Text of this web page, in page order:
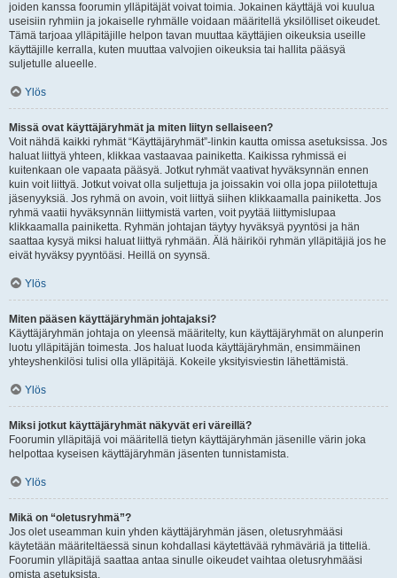
joiden kanssa foorumin ylläpitäjät voivat toimia. Jokainen käyttäjä voi kuulua
useisiin ryhmiin ja jokaiselle ryhmälle voidaan määritellä yksilölliset oikeudet.
Tämä tarjoaa ylläpitäjille helpon tavan muuttaa käyttäjien oikeuksia useille
käyttäjille kerralla, kuten muuttaa valvojien oikeuksia tai hallita pääsyä
suljetulle alueelle.
Ylös
Missä ovat käyttäjäryhmät ja miten liityn sellaiseen?
Voit nähdä kaikki ryhmät “Käyttäjäryhmät”-linkin kautta omissa asetuksissa. Jos
haluat liittyä yhteen, klikkaa vastaavaa painiketta. Kaikissa ryhmissä ei
kuitenkaan ole vapaata pääsyä. Jotkut ryhmät vaativat hyväksynnän ennen
kuin voit liittyä. Jotkut voivat olla suljettuja ja joissakin voi olla jopa piilotettuja
jäsenyyksiä. Jos ryhmä on avoin, voit liittyä siihen klikkaamalla painiketta. Jos
ryhmä vaatii hyväksynnän liittymistä varten, voit pyytää liittymislupaa
klikkaamalla painiketta. Ryhmän johtajan täytyy hyväksyä pyyntösi ja hän
saattaa kysyä miksi haluat liittyä ryhmään. Älä häiriköi ryhmän ylläpitäjiä jos he
eivät hyväksy pyyntöäsi. Heillä on syynsä.
Ylös
Miten pääsen käyttäjäryhmän johtajaksi?
Käyttäjäryhmän johtaja on yleensä määritelty, kun käyttäjäryhmät on alunperin
luotu ylläpitäjän toimesta. Jos haluat luoda käyttäjäryhmän, ensimmäinen
yhteyshenkilösi tulisi olla ylläpitäjä. Kokeile yksityisviestin lähettämistä.
Ylös
Miksi jotkut käyttäjäryhmät näkyvät eri väreillä?
Foorumin ylläpitäjä voi määritellä tietyn käyttäjäryhmän jäsenille värin joka
helpottaa kyseisen käyttäjäryhmän jäsenten tunnistamista.
Ylös
Mikä on “oletusryhmä”?
Jos olet useamman kuin yhden käyttäjäryhmän jäsen, oletusryhmääsi
käytetään määriteltäessä sinun kohdallasi käytettävää ryhmäväriä ja titteliä.
Foorumin ylläpitäjä saattaa antaa sinulle oikeudet vaihtaa oletusryhmääsi
omista asetuksista.